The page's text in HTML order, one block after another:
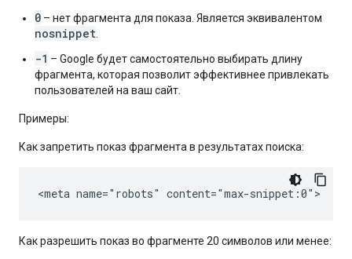
0 – нет фрагмента для показа. Является эквивалентом
nosnippet
-1 – Google будет самостоятельно выбирать длину
фрагмента, которая позволит эффективнее привлекать
пользователей на ваш сайт.
Примеры:
Как запретить показ фрагмента в результатах поиска:
<meta name="robots" content="max-snippet:0">
Как разрешить показ во фрагменте 20 символов или менее: